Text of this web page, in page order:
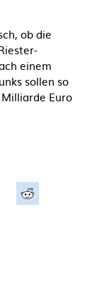
ob die
einem
sollen so
Euro
tumblr